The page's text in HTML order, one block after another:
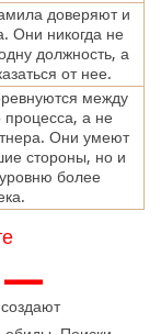
доверяют и
Они никогда не
должность, а
от нее.
между
а не
Они умеют
стороны, но и
более
—